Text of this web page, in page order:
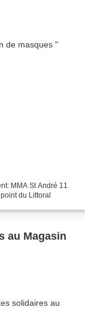
MMA St André 11
du Littoral
au Magasin